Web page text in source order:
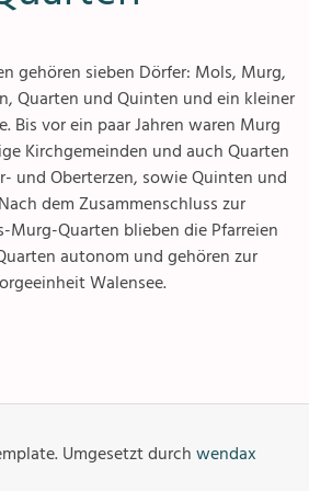
gehören sieben Dörfer: Mols, Murg,
Quarten und Quinten und ein kleiner
Bis vor ein paar Jahren waren Murg
Kirchgemeinden und auch Quarten
und Oberterzen, sowie Quinten und
dem Zusammenschluss zur
Murg-Quarten blieben die Pfarreien
autonom und gehören zur
Walensee.
Umgesetzt durch wendax
Angebot & Sakramente
Aktuelles
Fotogalerie
Links